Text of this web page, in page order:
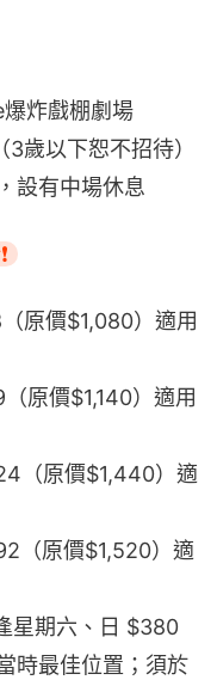
炸戲棚劇場
歲以下恕不招待）
設有中場休息
原價$1,080）適用
原價$1,140）適用
（原價$1,440）適
（原價$1,520）適
星期六、日 $380
時最佳位置；須於